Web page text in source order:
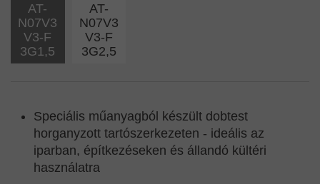
AT-
N07V3
V3-F
3G1,5
AT-
N07V3
V3-F
3G2,5
Speciális műanyagból készült dobtest
horganyzott tartószerkezeten - ideális az
iparban, építkezéseken és állandó kültéri
használatra